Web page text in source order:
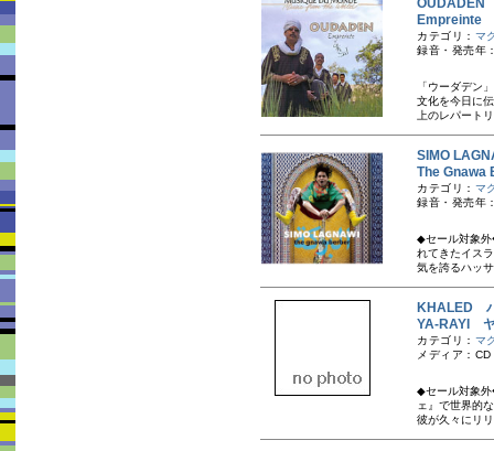
OUDADEN
Empreinte
カテゴリ： マ
録音・発売年
「ウーダデン
文化を今日に
上のレパート
SIMO
The Gnawa
カテゴリ： マ
録音・発売年
◆セール対象外
れてきたイス
気を誇るハッ
KHALED
YA-RAYI
カテゴリ： マ
メディア：CD
◆セール対象
ェ』で世界的
彼が久々にリ